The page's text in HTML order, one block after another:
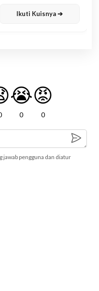
Ikuti Kuisnya ➔
😭
0
😡
0
jawab pengguna dan diatur